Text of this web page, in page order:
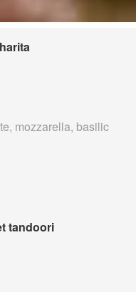
mozzarella, basilic
tandoori